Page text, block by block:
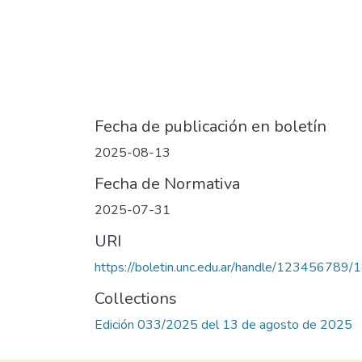
Fecha de publicación en boletín
2025-08-13
Fecha de Normativa
2025-07-31
URI
https://boletin.unc.edu.ar/handle/123456789/
Collections
Edición 033/2025 del 13 de agosto de 2025